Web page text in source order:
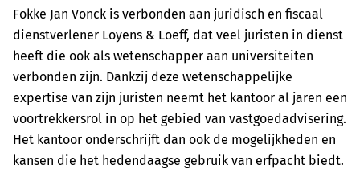
Fokke Jan Vonck is verbonden aan juridisch en fiscaal
dienstverlener Loyens & Loeff, dat veel juristen in dienst
heeft die ook als wetenschapper aan universiteiten
verbonden zijn. Dankzij deze wetenschappelijke
expertise van zijn juristen neemt het kantoor al jaren een
voortrekkersrol in op het gebied van vastgoedadvisering.
Het kantoor onderschrijft dan ook de mogelijkheden en
kansen die het hedendaagse gebruik van erfpacht biedt.